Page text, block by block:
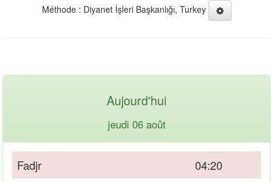
Méthode : Diyanet İşleri Başkanlığı, Turkey
Aujourd'hui
jeudi 06 août
Fadjr
04:20